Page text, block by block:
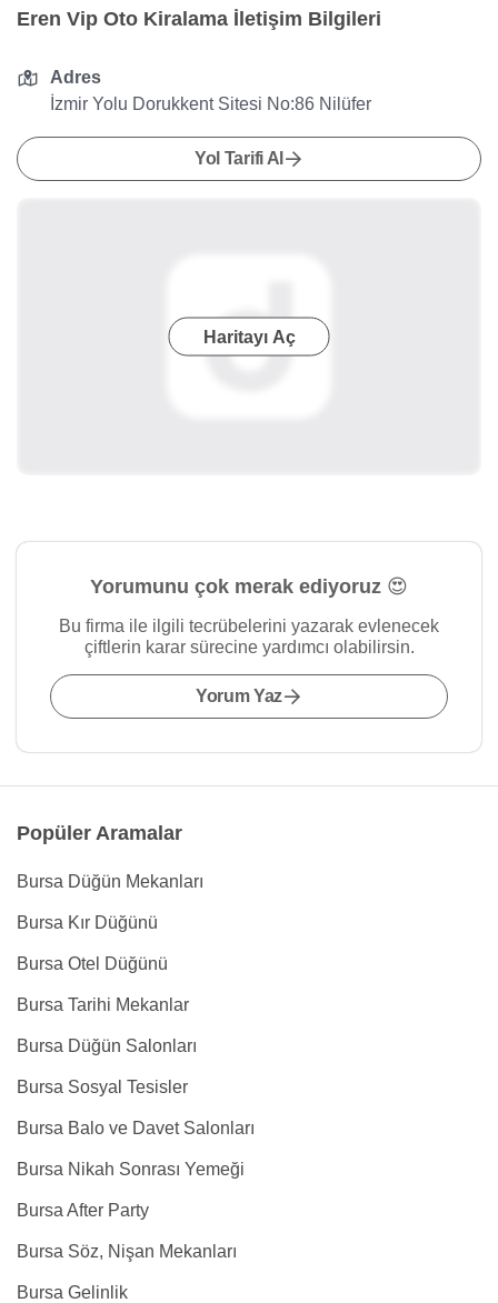
Eren Vip Oto Kiralama İletişim Bilgileri
Adres
İzmir Yolu Dorukkent Sitesi No:86 Nilüfer
Yol Tarifi Al
Haritayı Aç
Yorumunu çok merak ediyoruz 😍
Bu firma ile ilgili tecrübelerini yazarak evlenecek
çiftlerin karar sürecine yardımcı olabilirsin.
Yorum Yaz
Popüler Aramalar
Bursa Düğün Mekanları
Bursa Kır Düğünü
Bursa Otel Düğünü
Bursa Tarihi Mekanlar
Bursa Düğün Salonları
Bursa Sosyal Tesisler
Bursa Balo ve Davet Salonları
Bursa Nikah Sonrası Yemeği
Bursa After Party
Bursa Söz, Nişan Mekanları
Bursa Gelinlik